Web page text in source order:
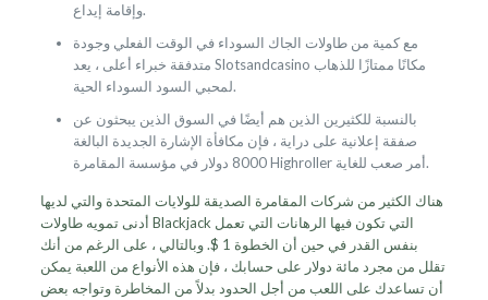
وإقامة إيداع.
مع كمية من طاولات الجاك السوداء في الوقت الفعلي وجودة
متدفقة خبراء أعلى ، يعد Slotsandcasino مكانًا ممتازًا للذهاب
لمحبي السود السوداء الحية.
بالنسبة للكثيرين الذين هم أيضًا في السوق الذين يبحثون عن
صفقة إعلانية على دراية ، فإن مكافأة الإشارة الجديدة البالغة
8000 دولار في مؤسسة المقامرة Highroller أمر صعب للغاية.
هناك الكثير من شركات المقامرة الصديقة للولايات المتحدة والتي لديها
أدنى تمويه طاولات Blackjack التي تكون فيها الرهانات التي تعمل
بنفس القدر في حين أن الخطوة 1 $. وبالتالي ، على الرغم من أنك
تقلل من مجرد مائة دولار على حسابك ، فإن هذه الأنواع من اللعبة يمكن
أن تساعدك على اللعب من أجل الحدود بدلاً من المخاطرة وتواجه بعض